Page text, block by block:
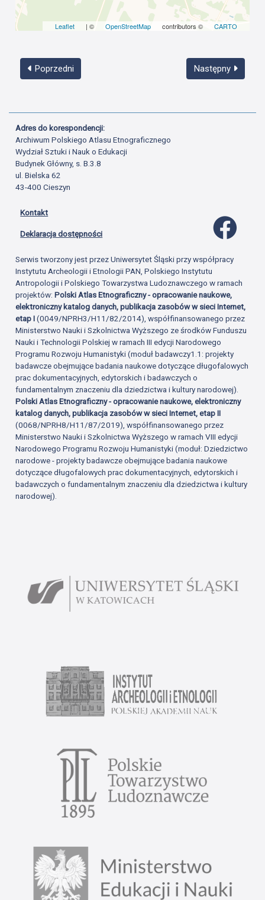
Leaflet | © OpenStreetMap contributors © CARTO
Poprzedni Następny
Adres do korespondencji:
Archiwum Polskiego Atlasu Etnograficznego
Wydział Sztuki i Nauk o Edukacji
Budynek Główny, s. B.3.8
ul. Bielska 62
43-400 Cieszyn
Kontakt
Deklaracja dostępności
Serwis tworzony jest przez Uniwersytet Śląski przy współpracy
Instytutu Archeologii i Etnologii PAN, Polskiego Instytutu
Antropologii i Polskiego Towarzystwa Ludoznawczego w ramach
projektów:Polski Atlas Etnograficzny - opracowanie naukowe,
elektroniczny katalog danych, publikacja zasobów w sieci Internet,
etap I(0049/NPRH3/H11/82/2014), współfinansowanego przez
Ministerstwo Nauki i Szkolnictwa Wyższego ze środków Funduszu
Nauki i Technologii Polskiej w ramach III edycji Narodowego
Programu Rozwoju Humanistyki (moduł badawczy1.1: projekty
badawcze obejmujące badania naukowe dotyczące długofalowych
prac dokumentacyjnych, edytorskich i badawczych o
fundamentalnym znaczeniu dla dziedzictwa i kultury narodowej).
Polski Atlas Etnograficzny - opracowanie naukowe, elektroniczny
katalog danych, publikacja zasobów w sieci Internet, etap II
(0068/NPRH8/H11/87/2019), współfinansowanego przez
Ministerstwo Nauki i Szkolnictwa Wyższego w ramach VIII edycji
Narodowego Programu Rozwoju Humanistyki (moduł: Dziedzictwo
narodowe - projekty badawcze obejmujące badania naukowe
dotyczące długofalowych prac dokumentacyjnych, edytorskich i
badawczych o fundamentalnym znaczeniu dla dziedzictwa i kultury
narodowej).